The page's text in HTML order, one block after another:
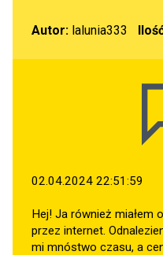
Autor: lalunia333
02.04.2024 22:51:59
Hej! Ja również miałem
przez internet.
mi mnóstwo czasu, a